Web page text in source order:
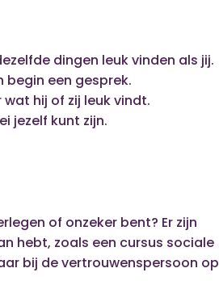
dingen leuk vinden als jij.
begin een gesprek.
hij of zij leuk vindt.
jezelf kunt zijn.
of onzeker bent? Er zijn
hebt, zoals een cursus sociale
bij de vertrouwenspersoon op